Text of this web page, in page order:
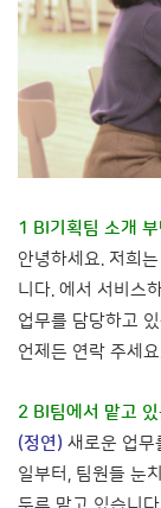
1 BI기획팀 소개
안녕하세요. 저희
니다. 에서 서비스
업무를 담당하고
언제든 연락 주세
2 BI팀에서 맡고
(정연) 새로운 업무
일부터, 팀원들 눈